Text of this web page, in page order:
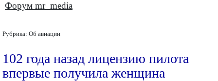
Форум mr_media
Рубрика: Об авиации
102 года назад лицензию пилота
впервые получила женщина